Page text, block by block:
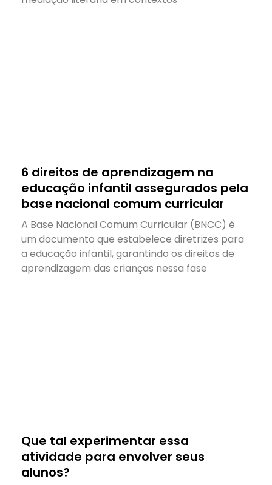
6 direitos de aprendizagem na
educação infantil assegurados pela
base nacional comum curricular
A Base Nacional Comum Curricular (BNCC) é
um documento que estabelece diretrizes para
a educação infantil, garantindo os direitos de
aprendizagem das crianças nessa fase
Que tal experimentar essa
atividade para envolver seus
alunos?